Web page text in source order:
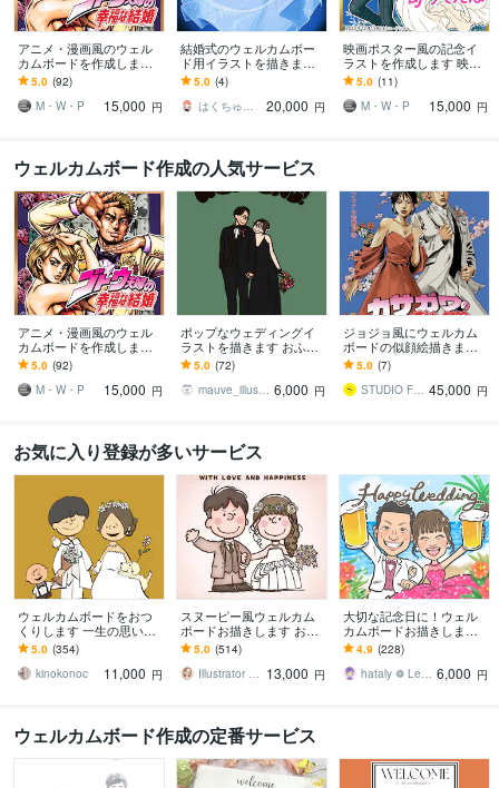
アニメ・漫画風のウェル
カムボードを作成します
公式イラスト制作実績あ
り 安心の高品質仕上げ
5.0 (92)
M・W・P
15,000 円
結婚式のウェルカムボー
ド用イラストを描きます
海外アニメ風プリンセス
イラストで結婚式の思い
出作りのお手伝い
5.0 (4)
はくちゅーむ
20,000 円
映画ポスター風の記念イ
ラストを作成します 映画
の主人公になれる、世界
に一枚だけの作品
5.0 (11)
M・W・P
15,000 円
ウェルカムボード作成の人気サービス
アニメ・漫画風のウェル
カムボードを作成します
公式イラスト制作実績あ
り 安心の高品質仕上げ
5.0 (92)
M・W・P
15,000 円
ポップなウェディングイ
ラストを描きます おふた
りの写真を元に明るくポ
ップなイラストを作成し
ます♡
5.0 (72)
mauve_illustration 6,000 円
ジョジョ風にウェルカム
ボードの似顔絵描きます
結婚式のウェルカムボー
ドやプレゼントご注文の
方にオススメ！
5.0 (7)
STUDIO FCOX 45,000 円
お気に入り登録が多いサービス
ウェルカムボードをおつ
くりします 一生の思い出
を形に！2種類のタッチを
無料でご提案します！
5.0 (354)
kinokonoc
11,000 円
スヌーピー風ウェルカム
ボードお描きします おふ
たりの想いを詰め込んだ
こだわり似顔絵ウェルカ
ムボード♡
5.0 (514)
Illustrator kummy 13,000 円
大切な記念日に！ウェル
カムボードお描きします
結婚式・記念日の想い出
に残る似顔絵をお届け致
します！
4.9 (228)
hataly ❁ Lee／ enme 6,000 円
ウェルカムボード作成の定番サービス